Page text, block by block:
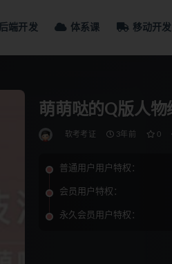
后端开发 体系课 移动开发
萌萌哒的Q版人物
软考考证 3年前 0
普通用户用户特权：
会员用户特权：
永久会员用户特权：